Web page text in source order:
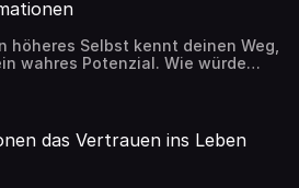
deine […]
höheres Selbst kennt deinen Weg,
wahres Potenzial. Wie würde
wenn du jederzeit mit dieser
wärst? Positive Affirmationen
Die Affirmationen in dieser
spirituelles Bewusstsein zu
das Vertrauen ins Leben